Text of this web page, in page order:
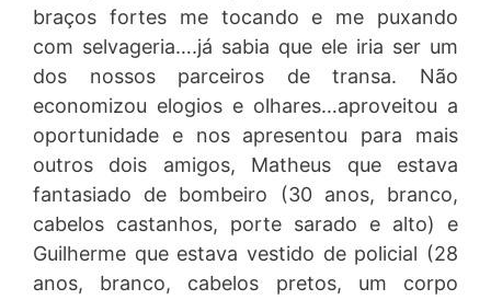
braços fortes me tocando e me puxando
com selvageria….já sabia que ele iria ser um
dos nossos parceiros de transa. Não
economizou elogios e olhares…aproveitou a
oportunidade e nos apresentou para mais
outros dois amigos, Matheus que estava
fantasiado de bombeiro (30 anos, branco,
cabelos castanhos, porte sarado e alto) e
Guilherme que estava vestido de policial (28
anos, branco, cabelos pretos, um corpo